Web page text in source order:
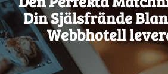
Din Själsfrände
Webbhotell